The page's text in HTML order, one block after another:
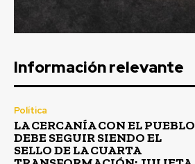
Información relevante
Política
LA CERCANÍA CON EL PUEBLO
DEBE SEGUIR SIENDO EL
SELLO DE LA CUARTA